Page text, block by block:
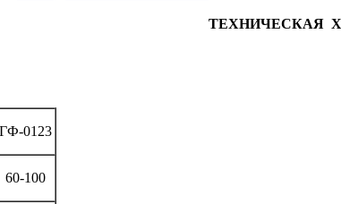
ТЕХНИЧЕСКАЯ
ГФ-0123
60-100